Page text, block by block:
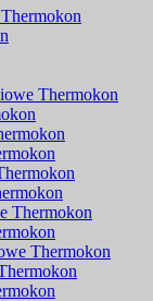
Thermokon
Thermokon
Thermokon